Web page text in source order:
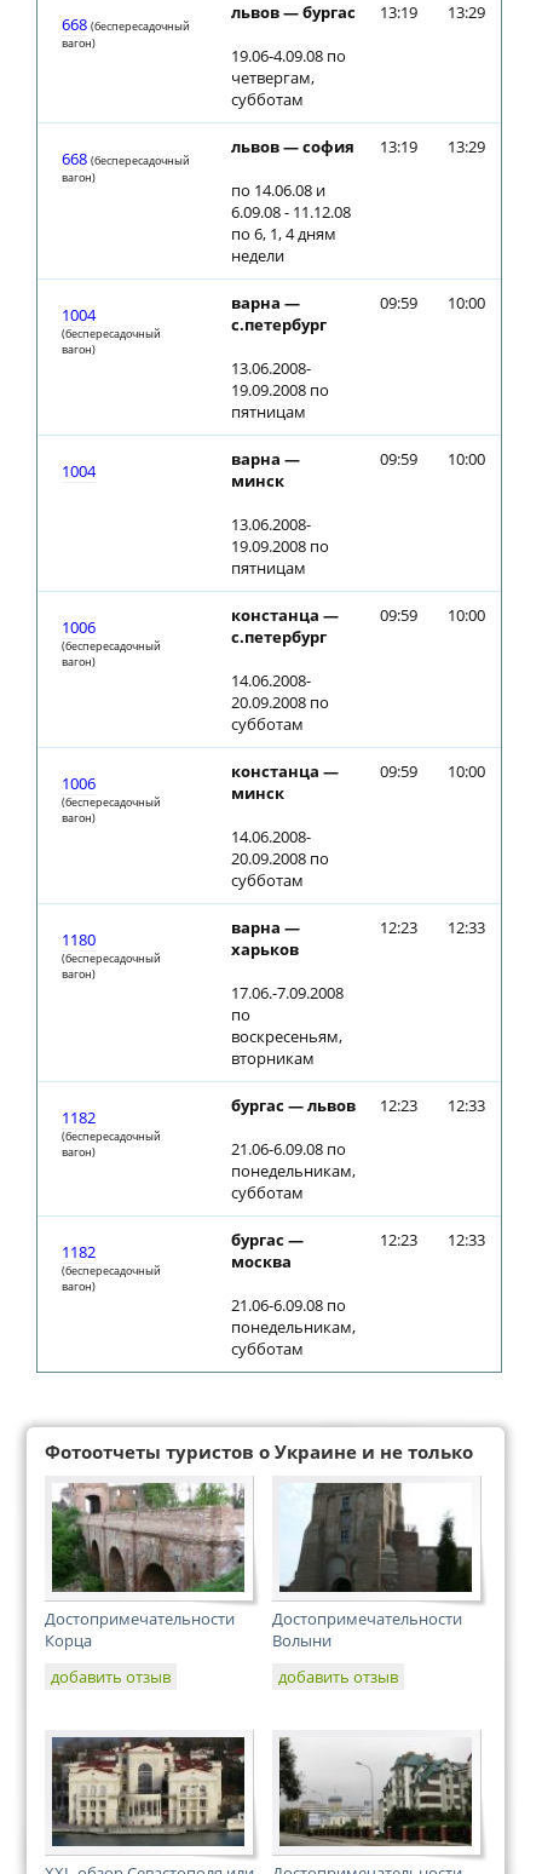
668 (беспересадочный
вагон)
львов — бургас
19.06-4.09.08 по
четвергам,
субботам
13:19 13:29
668 (беспересадочный
вагон)
львов — софия
по 14.06.08 и
6.09.08 - 11.12.08
по 6, 1, 4 дням
недели
13:19 13:29
1004
(беспересадочный
вагон)
варна —
с.петербург
13.06.2008-
19.09.2008 по
пятницам
09:59 10:00
1004
варна —
минск
13.06.2008-
19.09.2008 по
пятницам
09:59 10:00
1006
(беспересадочный
вагон)
констанца —
с.петербург
14.06.2008-
20.09.2008 по
субботам
09:59 10:00
1006
(беспересадочный
вагон)
констанца —
минск
14.06.2008-
20.09.2008 по
субботам
09:59 10:00
1180
(беспересадочный
вагон)
варна —
харьков
17.06.-7.09.2008
по
воскресеньям,
вторникам
12:23 12:33
1182
(беспересадочный
вагон)
бургас — львов
21.06-6.09.08 по
понедельникам,
субботам
12:23 12:33
1182
(беспересадочный
вагон)
бургас —
москва
21.06-6.09.08 по
понедельникам,
субботам
12:23 12:33
Фотоотчеты туристов о Украине и не только
Достопримечательности
Корца
добавить отзыв
Достопримечательности
Волыни
добавить отзыв